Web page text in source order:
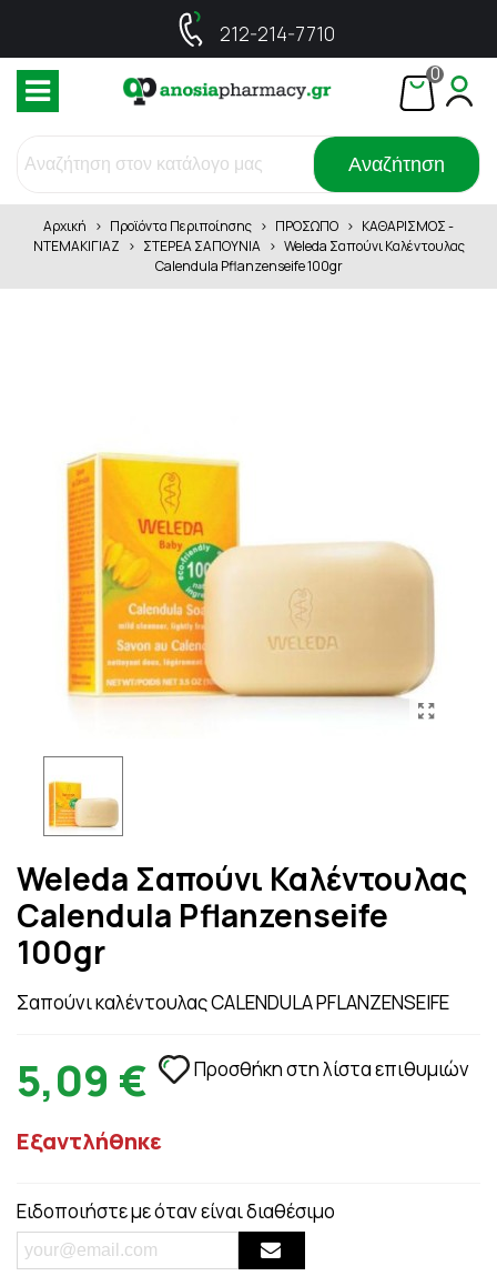
212-214-7710
0
Αναζήτηση
Αρχική > Προϊόντα Περιποίησης > ΠΡΟΣΩΠΟ > ΚΑΘΑΡΙΣΜΟΣ -
ΝΤΕΜΑΚΙΓΙΑΖ > ΣΤΕΡΕΑ ΣΑΠΟΥΝΙΑ > Weleda Σαπούνι Καλέντουλας
Calendula Pflanzenseife 100gr
Weleda Σαπούνι Καλέντουλας
Calendula Pflanzenseife
100gr
Σαπούνι καλέντουλας CALENDULA PFLANZENSEIFE
5,09 € Προσθήκη στη λίστα επιθυμιών
Εξαντλήθηκε
Ειδοποιήστε με όταν είναι διαθέσιμο